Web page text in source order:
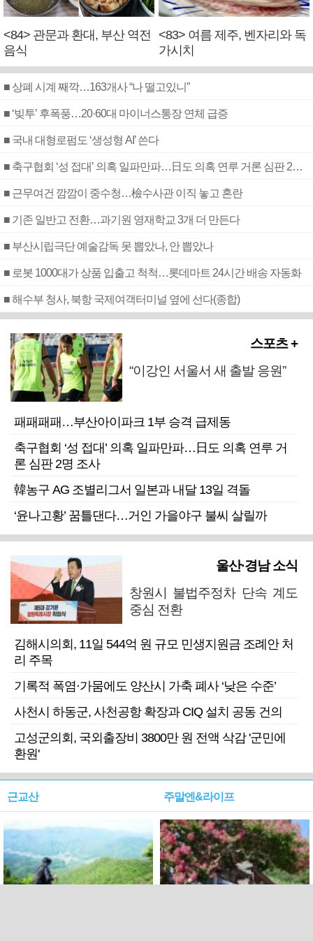
<84> 관문과 환대, 부산 역전
음식
<83> 여름 제주, 벤자리와 독
가시치
■ 상폐 시계 째깍…163개사 “나 떨고있니”
■ ‘빚투’ 후폭풍…20·60대 마이너스통장 연체 급증
■ 국내 대형로펌도 ‘생성형 AI’ 쓴다
■ 축구협회 ‘성 접대’ 의혹 일파만파…日도 의혹 연루 거론 심판 2명 조사
■ 근무여건 깜깜이 중수청…檢수사관 이직 놓고 혼란
■ 기존 일반고 전환…과기원 영재학교 3개 더 만든다
■ 부산시립극단 예술감독 못 뽑았나, 안 뽑았나
■ 로봇 1000대가 상품 입출고 척척…롯데마트 24시간 배송 자동화
■ 해수부 청사, 북항 국제여객터미널 옆에 선다(종합)
스포츠 +
“이강인 서울서 새 출발 응원”
패패패패…부산아이파크 1부 승격 급제동
축구협회 ‘성 접대’ 의혹 일파만파…日도 의혹 연루 거
론 심판 2명 조사
韓농구 AG 조별리그서 일본과 내달 13일 격돌
‘윤나고황’ 꿈틀댄다…거인 가을야구 불씨 살릴까
울산·경남 소식
창원시 불법주정차 단속 계도
중심 전환
김해시의회, 11일 544억 원 규모 민생지원금 조례안 처
리 주목
기록적 폭염·가뭄에도 양산시 가축 폐사 ‘낮은 수준’
사천시 하동군, 사천공항 확장과 CIQ 설치 공동 건의
고성군의회, 국외출장비 3800만 원 전액 삭감 '군민에
환원'
근교산 주말엔&라이프